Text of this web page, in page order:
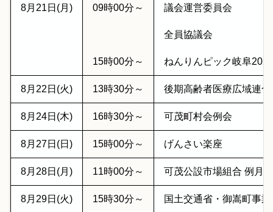
8月21日(月) 09時00分～ 議会運営委員会
全員協議会
15時00分～ ねんりんピック岐阜
8月22日(火) 13時30分～ 後期高齢者医療広域連
8月24日(木) 16時30分～ 可茂町村会例会
8月27日(日) 15時00分～ げんさい楽座
8月28日(月) 11時00分～ 可茂公設市場組合 例月
8月29日(火) 15時30分～ 国土交通省・御嵩町事